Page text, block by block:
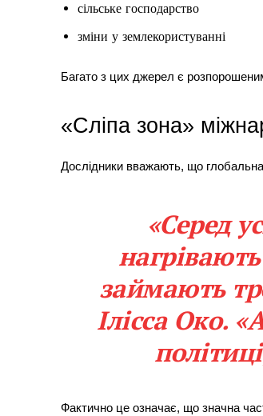
сільське господарство
зміни у землекористуванні
Багато з цих джерел є
«Сліпа зона»
Дослідники вважають, що
«Серед
займають
Ілісса Око.
Фактично це означає, що значна